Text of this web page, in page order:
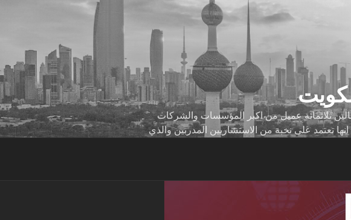
ثلاثمائة عميل من اكبر المؤسسات والشركات
تعتمد على نخبة من الاستشاريين المدربين والذي